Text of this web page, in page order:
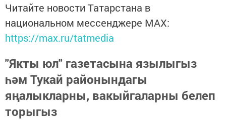
Читайте новости Татарстана в
национальном мессенджере MАХ:
https://max.ru/tatmedia
"Якты юл" газетасына язылыгыз
һәм Тукай районындагы
яңалыкларны, вакыйгаларны белеп
торыгыз